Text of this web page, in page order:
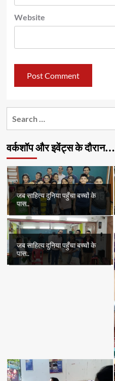
Website
वर्कशॉप और इवेंट्स के दौरान…
जब साहित्य दुनिया पहुँचा बच्चों के
पास..
जब साहित्य दुनिया पहुँचा बच्चों के
पास..